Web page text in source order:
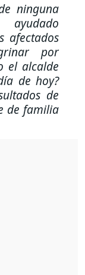
ninguna
afectados
por
el alcalde
de hoy?
de
de familia